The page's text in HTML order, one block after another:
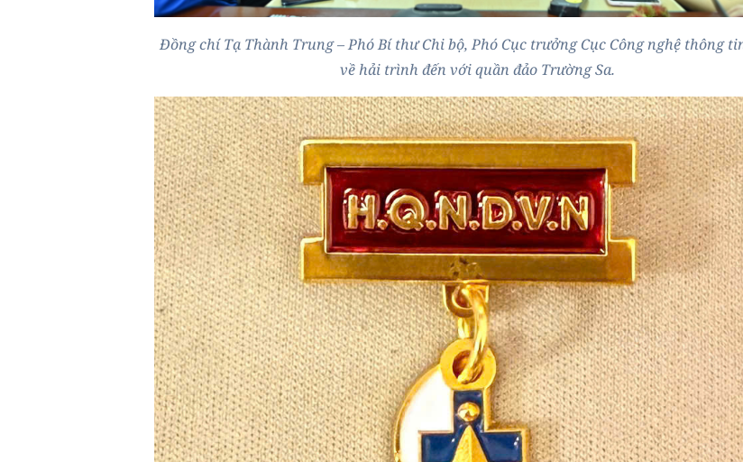
Đồng chí Tạ Thành Trung – Phó Bí thư Chi bộ, Phó Cục trưởng Cục Công nghệ thông
về hải trình đến với quần đảo Trường Sa.